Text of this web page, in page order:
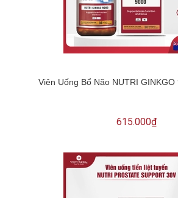
Viên Uống Bổ Não NUTRI
615.000₫